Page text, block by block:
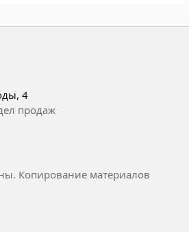
4
продаж
Копирование материалов